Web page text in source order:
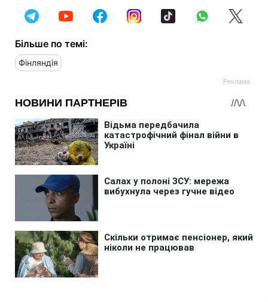
Більше по темі:
Фінляндія